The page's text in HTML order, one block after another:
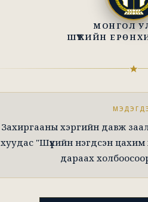
МОНГОЛ
ШҮҮХИЙН
Захиргааны хэргийн давж
хуудас "Шүүхийн нэгдсэн
дараах